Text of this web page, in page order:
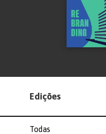
Edições
Todas